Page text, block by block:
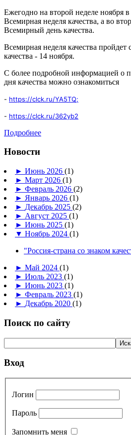
Ежегодно на второй неделе ноября
Всемирная неделя качества, а во
Всемирный день качества.
Всемирная неделя качества пройдет
качества - 14 ноября.
С более подробной информацией о
дня качества можно ознакомиться
- https://clck.ru/YA5TQ;
- https://clck.ru/362yb2
Подробнее
Новости
► Июнь 2026 (1)
► Март 2026 (1)
► Февраль 2026 (2)
► Январь 2026 (1)
► Декабрь 2025 (2)
► Август 2025 (1)
► Июнь 2025 (1)
▼ Ноябрь 2024 (1)
"Россия-страна со знаком
► Май 2024 (1)
► Июль 2023 (1)
► Июнь 2023 (1)
► Февраль 2023 (1)
► Декабрь 2020 (1)
Поиск по сайту
Вход
Логин
Пароль
Запомнить меня